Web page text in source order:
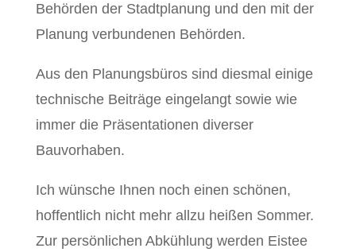
Behörden der Stadtplanung und den mit der
Planung verbundenen Behörden.
Aus den Planungsbüros sind diesmal einige
technische Beiträge eingelangt sowie wie
immer die Präsentationen diverser
Bauvorhaben.
Ich wünsche Ihnen noch einen schönen,
hoffentlich nicht mehr allzu heißen Sommer.
Zur persönlichen Abkühlung werden Eistee